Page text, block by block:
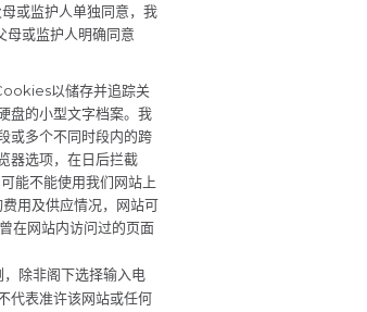
或监护人单独同意，我
母或监护人明确同意
以储存并追踪关
盘的小型文字档案。我
或多个不同时段内的跨
器选项，在日后拦截
能不能使用我们网站上
用及供应情况，网站可
在网站内访问过的页面
除非阁下选择输入电
代表准许该网站或任何